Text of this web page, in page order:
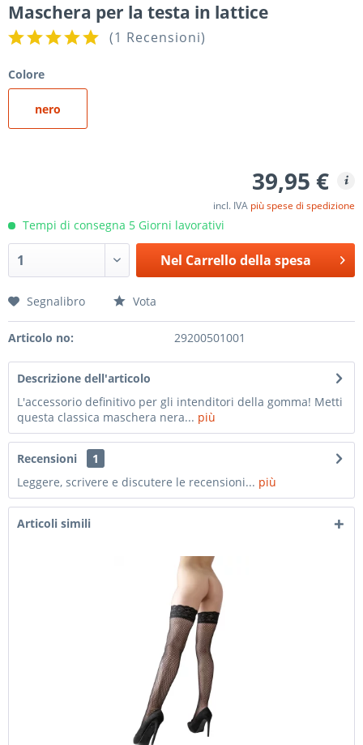
Maschera per la testa in lattice
(1 Recensioni)
Colore
nero
39,95 €
incl. IVA più spese di spedizione
Tempi di consegna 5 Giorni lavorativi
Nel Carrello della spesa
Segnalibro Vota
Articolo no: 29200501001
Descrizione dell'articolo
L'accessorio definitivo per gli intenditori della gomma! Metti
questa classica maschera nera... più
Recensioni
1
Leggere, scrivere e discutere le recensioni... più
Articoli simili